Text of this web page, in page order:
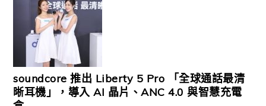
soundcore 推出 Liberty 5 Pro 「全球通話最清
晰耳機」，導入 AI 晶片、ANC 4.0 與智慧充電